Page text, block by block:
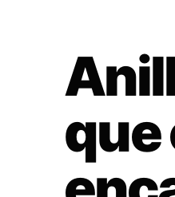
que